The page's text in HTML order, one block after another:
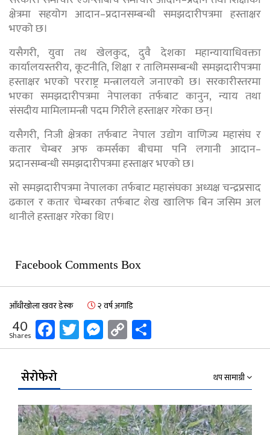
क्षेत्रमा सहयोग आदान–प्रदानसम्बन्धी समझदारीपत्रमा हस्ताक्षर
भएको छ।
यसैगरी, युवा तथ खेलकुद, दुवै देशका महान्यायाधिवक्ता
कार्यालयस्तरीय, कूटनीति, शिक्षा र तालिमसम्बन्धी समझदारीपत्रमा
हस्ताक्षर भएको परराष्ट्र मन्त्रालयले जनाएको छ। सरकारीस्तरमा
भएका समझदारीपत्रमा नेपालका तर्फबाट कानुन, न्याय तथा
संसदीय मामिलामन्त्री पदम गिरीले हस्ताक्षर गरेका छन्।
यसैगरी, निजी क्षेत्रका तर्फबाट नेपाल उद्योग वाणिज्य महासंघ र
कतार चेम्बर अफ कमर्सका बीचमा पनि लगानी आदान–
प्रदानसम्बन्धी समझदारीपत्रमा हस्ताक्षर भएको छ।
सो समझदारीपत्रमा नेपालका तर्फबाट महासंघका अध्यक्ष चन्द्रप्रसाद
ढकाल र कतार चेम्बरका तर्फबाट शेख खालिफ बिन जसिम अल
थानीले हस्ताक्षर गरेका थिए।
Facebook Comments Box
आँधीखोला खवर डेस्क २ वर्ष अगाडि
40
Shares Facebook
Twitter
Messenger
Copy
Link
सेरोफेरो थप सामाग्री